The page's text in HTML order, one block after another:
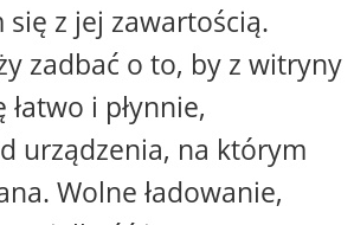
z jej zawartością.
zadbać o to, by z witryny
łatwo i płynnie,
urządzenia, na którym
Wolne ładowanie,